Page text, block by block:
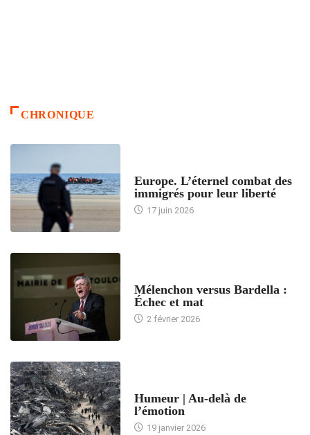
CHRONIQUE
Europe. L’éternel combat des
immigrés pour leur liberté
17 juin 2026
Mélenchon versus Bardella :
Échec et mat
2 février 2026
Humeur | Au-delà de
l’émotion
19 janvier 2026